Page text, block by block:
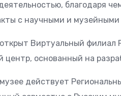
благодаря
с научными и
Виртуальный филиал
центр, основанный на
действует